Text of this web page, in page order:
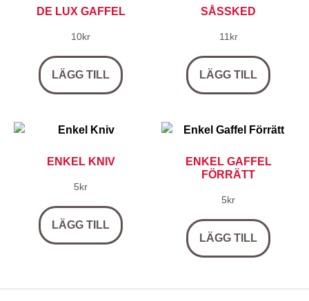
DE LUX GAFFEL
10kr
LÄGG TILL
SÅSSKED
11 kr
LÄGG TILL
ENKEL KNIV
5 kr
LÄGG TILL
ENKEL GAFFEL
FÖRRÄTT
5 kr
LÄGG TILL